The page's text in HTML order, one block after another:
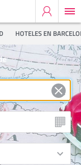
HOTELES EN